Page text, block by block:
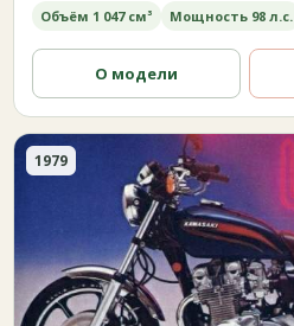
Объём 1 047 см³ Мощность 98 л.с.
О модели
1979